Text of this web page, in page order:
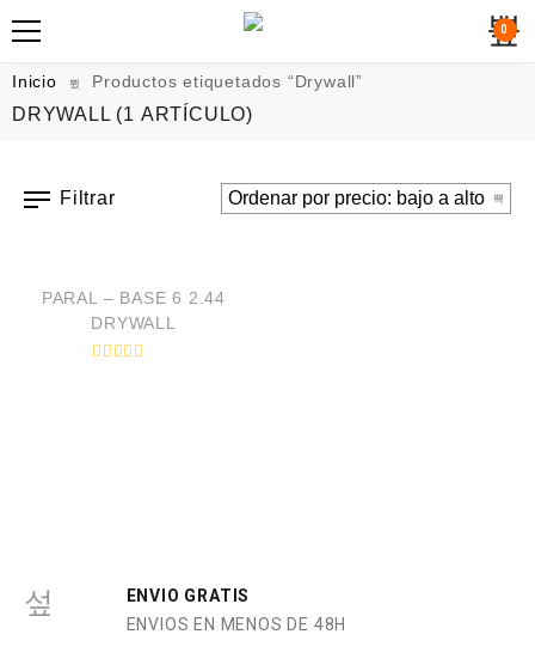
0
Inicio Productos etiquetados “Drywall”
DRYWALL (1 ARTÍCULO)
Filtrar
PARAL – BASE 6 2.44
DRYWALL
ENVIO GRATIS
ENVIOS EN MENOS DE 48H